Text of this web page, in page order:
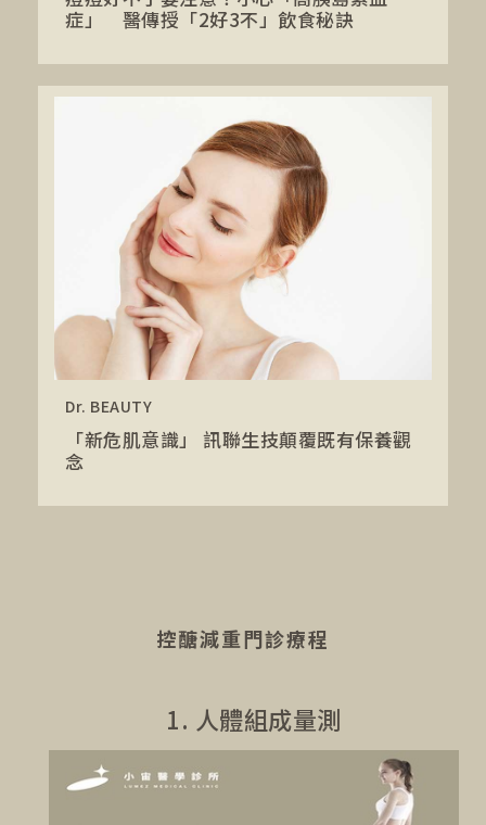
症」 醫傳授「2好3不」飲食秘訣
Dr. BEAUTY
「新危肌意識」 訊聯生技顛覆既有保養觀
念
控醣減重門診療程
1. 人體組成量測